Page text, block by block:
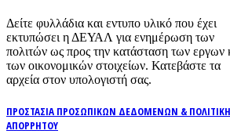
Δείτε φυλλάδια και εντυπο υλικό που έχει
εκτυπώσει η ΔΕΥΑΛ για ενημέρωση των
πολιτών ως προς την κατάσταση των εργων
των οικονομικών στοιχείων. Κατεβάστε τα
αρχεία στον υπολογιστή σας.
ΠΡΟΣΤΑΣΙΑ ΠΡΟΣΩΠΙΚΩΝ ΔΕΔΟΜΕΝΩΝ & ΠΟΛΙΤΙΚΗ
ΑΠΟΡΡΗΤΟΥ